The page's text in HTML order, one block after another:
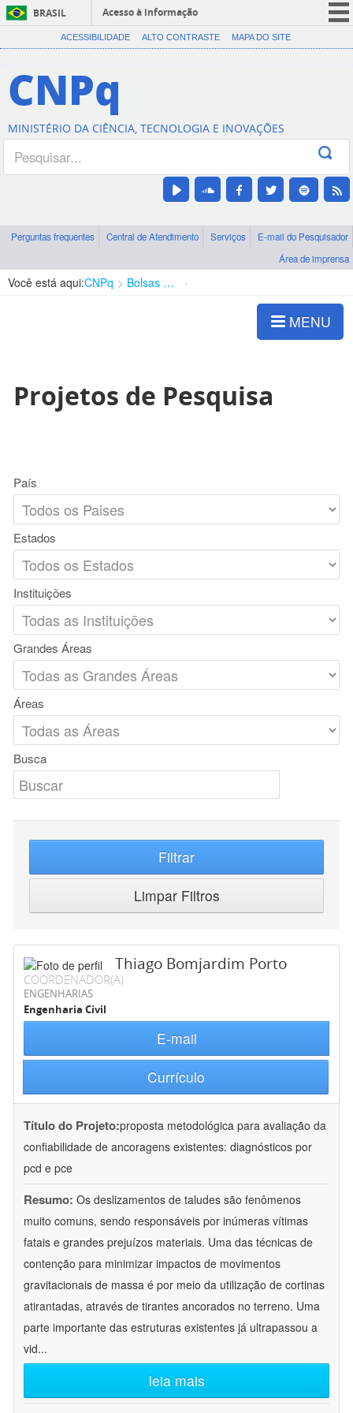
BRASIL
Acesso à informação
CORONAVÍRUS (COVID-19)
Canais
ACESSIBILIDADE ALTO CONTRASTE MAPA DO SITE
CNPq
MINISTÉRIO DA CIÊNCIA, TECNOLOGIA E INOVAÇÕES
Perguntas frequentes Central de Atendimento Serviços
E-mail do Pesquisador
Área de imprensa
Você está aqui:CNPq Bolsas e Auxílios Vigentes
MENU
Projetos de Pesquisa
País
Estados
Instituições
Grandes Áreas
Áreas
Busca
Filtrar
Limpar Filtros
Thiago Bomjardim Porto
COORDENADOR(A)
ENGENHARIAS
Engenharia Civil
E-mail
Currículo
Título do Projeto:proposta metodológica para avaliação da
confiabilidade de ancoragens existentes: diagnósticos por
pcd e pce
Resumo: Os deslizamentos de taludes são fenômenos
muito comuns, sendo responsáveis por inúmeras vítimas
fatais e grandes prejuízos materiais. Uma das técnicas de
contenção para minimizar impactos de movimentos
gravitacionais de massa é por meio da utilização de cortinas
atirantadas, através de tirantes ancorados no terreno. Uma
parte importante das estruturas existentes já ultrapassou a
vid...
leia mais